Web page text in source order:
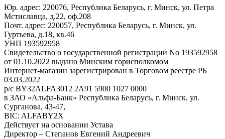
Юр. адрес: 220076, Республика Беларусь, г. Минск, ул. Петра
Мстиславца, д.22, оф.208
Почт. адрес: 220057, Республика Беларусь, г. Минск, ул.
Гуртьева, д.18, кв.46
УНП 193592958
Свидетельство о государственной регистрации No 193592958
от 01.10.2022 выдано Минским горисполкомом
Интернет-магазин зарегистрирован в Торговом реестре РБ
03.03.2022
р/с BY32ALFA3012 2A91 5900 1027 0000
в ЗАО «Альфа-Банк» Республика Беларусь, г. Минск, ул.
Сурганова, 43-47,
BIC: ALFABY2X
Действует на основании Устава
Директор – Степанов Евгений Андреевич